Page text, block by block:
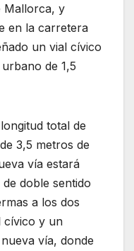
Mallorca, y
en la carretera
un vial cívico
de 1,5
total de
3,5 metros de
vía estará
doble sentido
a los dos
cívico y un
vía, donde